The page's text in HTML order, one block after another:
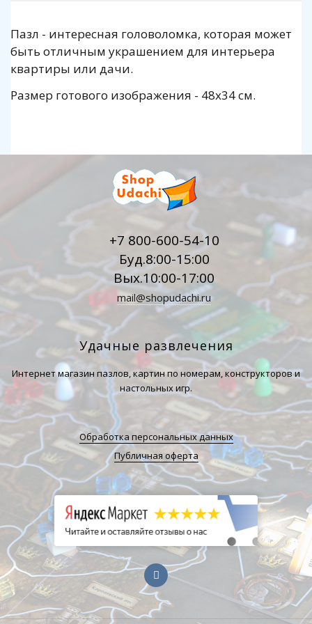
Пазл - интересная головоломка, которая может
быть отличным украшением для интерьера
квартиры или дачи.
Размер готового изображения - 48х34 см.
+7 800-600-54-10
Буд.8:00-15:00
Вых.10:00-17:00
mail@shopudachi.ru
Удачные развлечения
Интернет магазин пазлов, картин по номерам, конструкторов и
настольных игр.
Обработка персональных данных
Публичная оферта